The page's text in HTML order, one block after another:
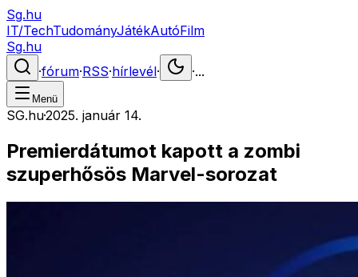
Sg.hu
IT/TechTudományJátékAutóFilm
Sg.hu
·fórum·RSS·hírlevél· ·...
Menü
SG.hu·2025. január 14.
Premierdátumot kapott a zombi
szuperhősös Marvel-sorozat